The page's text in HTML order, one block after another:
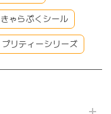
きゃらぷくシール
プリティーシリーズ